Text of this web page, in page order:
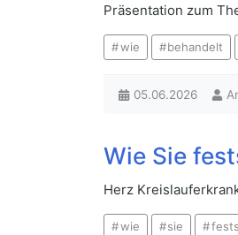
Präsentation zum
wie behandelt
05.06.2026
Wie Sie
Herz
wie sie